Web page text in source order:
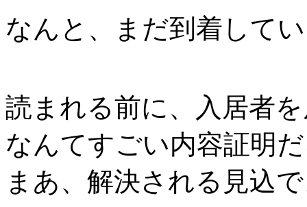
なんと、まだ到着して
読まれる前に、入居者
なんてすごい内容証明
まあ、解決される見込